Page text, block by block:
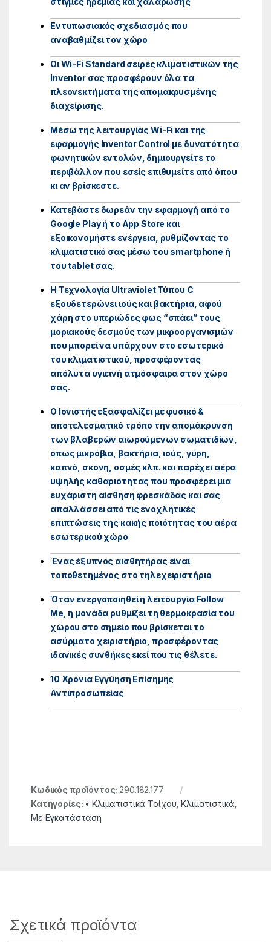
Εντυπωσιακός σχεδιασμός που
αναβαθμίζει τον χώρο
Οι Wi-Fi Standard σειρές κλιματιστικών της
Inventor σας προσφέρουν όλα τα
πλεονεκτήματα της απομακρυσμένης
διαχείρισης.
Μέσω της λειτουργίας Wi-Fi και της
εφαρμογής Inventor Control με δυνατότητα
φωνητικών εντολών, δημιουργείτε το
περιβάλλον που εσείς επιθυμείτε από όπου
κι αν βρίσκεστε.
Κατεβάστε δωρεάν την εφαρμογή από το
Google Play ή το App Store και
εξοικονομήστε ενέργεια, ρυθμίζοντας το
κλιματιστικό σας μέσω του smartphone ή
του tablet σας.
Η Τεχνολογία Ultraviolet Τύπου C
εξουδετερώνει ιούς και βακτήρια, αφού
χάρη στο υπεριώδες φως “σπάει” τους
μοριακούς δεσμούς των μικροοργανισμών
που μπορεί να υπάρχουν στο εσωτερικό
του κλιματιστικού, προσφέροντας
απόλυτα υγιεινή ατμόσφαιρα στον χώρο
σας.
Ο Ιονιστής εξασφαλίζει με φυσικό &
αποτελεσματικό τρόπο την απομάκρυνση
των βλαβερών αιωρούμενων σωματιδίων,
όπως μικρόβια, βακτήρια, ιούς, γύρη,
καπνό, σκόνη, οσμές κλπ. και παρέχει αέρα
υψηλής καθαριότητας που προσφέρει μια
ευχάριστη αίσθηση φρεσκάδας και σας
απαλλάσσει από τις ενοχλητικές
επιπτώσεις της κακής ποιότητας του αέρα
εσωτερικού χώρο
Ένας έξυπνος αισθητήρας είναι
τοποθετημένος στο τηλεχειριστήριο
Όταν ενεργοποιηθεί η λειτουργία Follow
Me, η μονάδα ρυθμίζει τη θερμοκρασία του
χώρου στο σημείο που βρίσκεται το
ασύρματο χειριστήριο, προσφέροντας
ιδανικές συνθήκες εκεί που τις θέλετε.
10 Χρόνια Εγγύηση Επίσημης
Αντιπροσωπείας
Κωδικός προϊόντος: 290.182.177
Κατηγορίες: • Κλιματιστικά Τοίχου ,Κλιματιστικά
Με Εγκατάσταση
Σχετικά προϊόντα